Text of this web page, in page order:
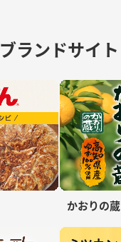
ブランドサイト
かおりの蔵